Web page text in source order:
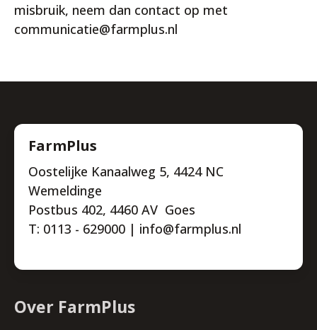
misbruik, neem dan contact op met
communicatie@farmplus.nl
FarmPlus
Oostelijke Kanaalweg 5, 4424 NC
Wemeldinge
Postbus 402, 4460 AV Goes
T: 0113 - 629000 | info@farmplus.nl
Over FarmPlus